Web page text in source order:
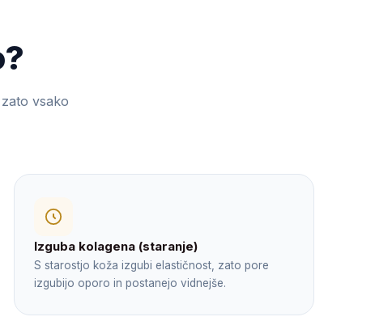
vsako
Izguba kolagena (staranje)
S starostjo koža izgubi elastičnost, zato pore
izgubijo oporo in postanejo vidnejše.